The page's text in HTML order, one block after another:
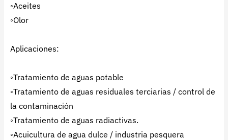
◦Aceites
◦Olor
Aplicaciones:
◦Tratamiento de aguas potable
◦Tratamiento de aguas residuales terciarias / control de
la contaminación
◦Tratamiento de aguas radiactivas.
◦Acuicultura de agua dulce / industria pesquera